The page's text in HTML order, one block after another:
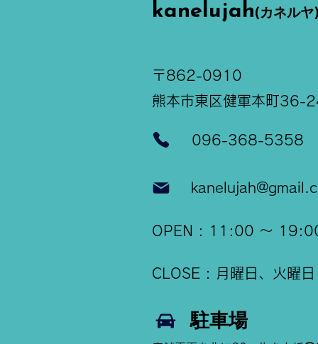
kanelujah(カネルヤ
〒862-0910
熊本市東区健軍本町36-
096-368-5358
OPEN : 11:00 ～
CLOSE : 月曜日、火曜日
駐車場